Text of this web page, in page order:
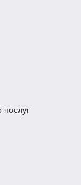
послуг